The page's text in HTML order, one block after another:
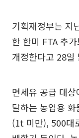
기획재정부는 지
한 한미 FTA 추
개정한다고 28일
면세유 공급 대
달하는 농업용
(1t 미만), 500대